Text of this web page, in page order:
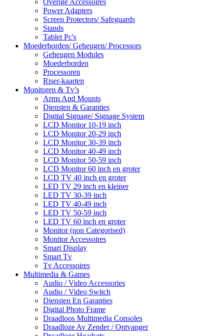
Overige Accessoires
Power Adapters
Screen Protectors/ Safeguards
Stands
Tablet Pc's
Moederborden/ Geheugen/ Processors
Geheugen Modules
Moederborden
Processoren
Riser-kaarten
Monitoren & Tv’s
Arms And Mounts
Diensten & Garanties
Digital Signage/ Signage System
LCD Monitor 10-19 inch
LCD Monitor 20-29 inch
LCD Monitor 30-39 inch
LCD Monitor 40-49 inch
LCD Monitor 50-59 inch
LCD Monitor 60 inch en groter
LCD TV 40 inch en groter
LED TV 29 inch en kleiner
LED TV 30-39 inch
LED TV 40-49 inch
LED TV 50-59 inch
LED TV 60 inch en groter
Monitor (non Categorised)
Monitor Accessoires
Smart Display
Smart Tv
Tv Accessoires
Multimedia & Games
Audio / Video Accessories
Audio / Video Switch
Diensten En Garanties
Digital Photo Frame
Draadloos Multimedia Consoles
Draadloze Av Zender / Ontvanger